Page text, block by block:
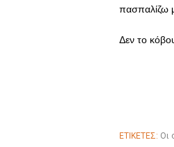
πασπαλίζω
Δεν το
ΕΤΙΚΕΤΕΣ: Οι